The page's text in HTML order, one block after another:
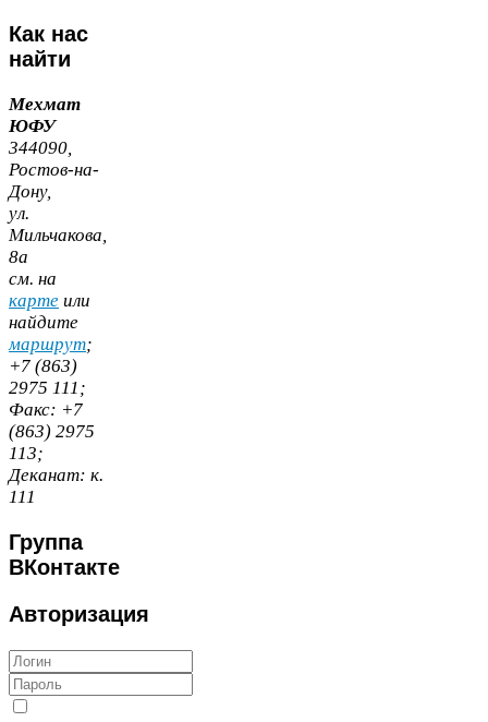
Как нас
найти
Мехмат
ЮФУ
344090,
Ростов-​на-​
Дону,
ул.
Мильчакова,
8а
cм. на
карте или
найдите
маршрут;
+7 (863)
2975 111;
Факс: +7
(863) 2975
113;
Деканат: к.
111
Группа
ВКонтакте
Авторизация